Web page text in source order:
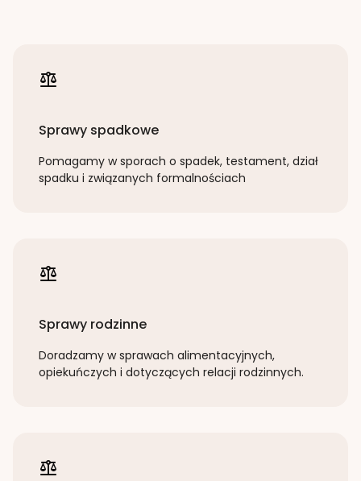
Sprawy spadkowe
Pomagamy w sporach o spadek, testament, dział
spadku i związanych formalnościach
Sprawy rodzinne
Doradzamy w sprawach alimentacyjnych,
opiekuńczych i dotyczących relacji rodzinnych.